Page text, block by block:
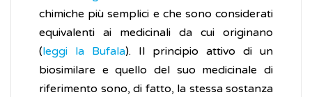
chimiche più semplici e che sono considerati
equivalenti ai medicinali da cui originano
(leggi la Bufala). Il principio attivo di un
biosimilare e quello del suo medicinale di
riferimento sono, di fatto, la stessa sostanza